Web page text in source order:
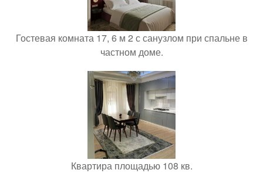
Гостевая комната 17, 6 м 2 с санузлом при спальне в
частном доме.
Квартира площадью 108 кв.